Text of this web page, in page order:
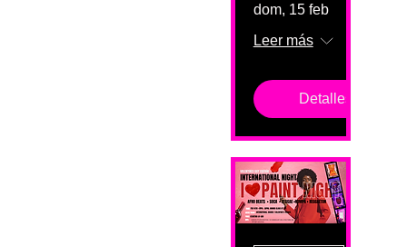
dom, 15 feb
Leer más
Detalles